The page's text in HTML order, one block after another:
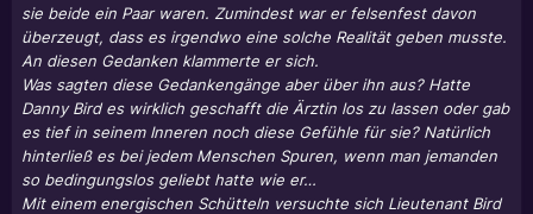
sie beide ein Paar waren. Zumindest war er felsenfest davon
überzeugt, dass es irgendwo eine solche Realität geben musste.
An diesen Gedanken klammerte er sich.
Was sagten diese Gedankengänge aber über ihn aus? Hatte
Danny Bird es wirklich geschafft die Ärztin los zu lassen oder gab
es tief in seinem Inneren noch diese Gefühle für sie? Natürlich
hinterließ es bei jedem Menschen Spuren, wenn man jemanden
so bedingungslos geliebt hatte wie er…
Mit einem energischen Schütteln versuchte sich Lieutenant Bird